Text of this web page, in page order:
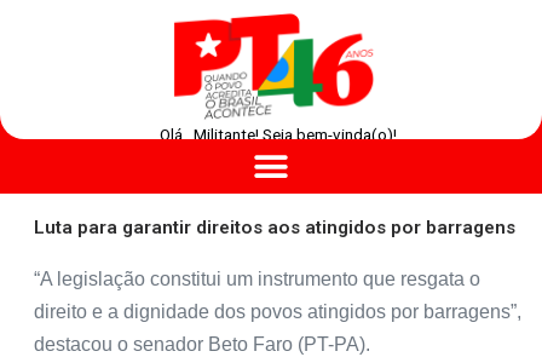
Olá , Militante! Seja bem-vinda(o)!
Luta para garantir direitos aos atingidos por barragens
“A legislação constitui um instrumento que resgata o
direito e a dignidade dos povos atingidos por barragens”,
destacou o senador Beto Faro (PT-PA).